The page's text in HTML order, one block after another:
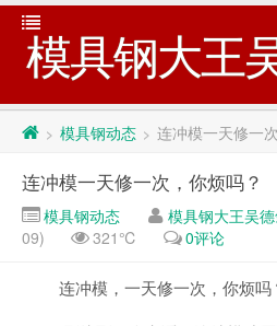
模具钢大王
> 模具钢动态 > 连冲模一天修一
连冲模一天修一次，你烦吗？
模具钢动态 模具钢大王吴
09)
321℃ 0评论
连冲模，一天修一次，你烦吗